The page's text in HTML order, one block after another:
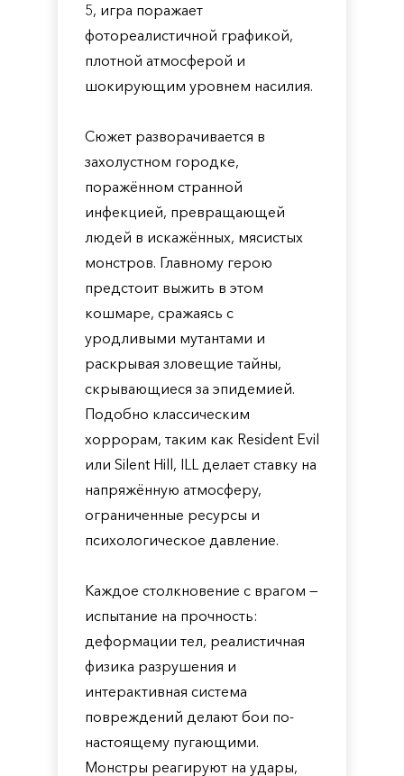
5, игра поражает
фотореалистичной графикой,
плотной атмосферой и
шокирующим уровнем насилия.
Сюжет разворачивается в
захолустном городке,
поражённом странной
инфекцией, превращающей
людей в искажённых, мясистых
монстров. Главному герою
предстоит выжить в этом
кошмаре, сражаясь с
уродливыми мутантами и
раскрывая зловещие тайны,
скрывающиеся за эпидемией.
Подобно классическим
хоррорам, таким как Resident Evil
или Silent Hill, ILL делает ставку на
напряжённую атмосферу,
ограниченные ресурсы и
психологическое давление.
Каждое столкновение с врагом —
испытание на прочность:
деформации тел, реалистичная
физика разрушения и
интерактивная система
повреждений делают бои по-
настоящему пугающими.
Монстры реагируют на удары,